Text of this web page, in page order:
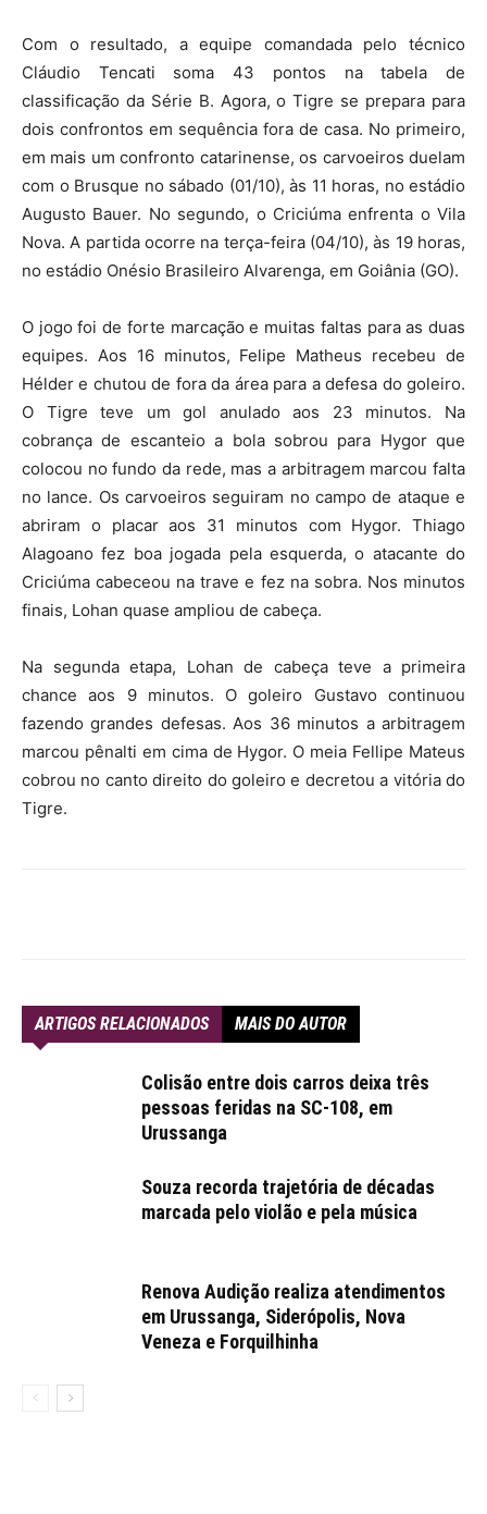
Com o resultado, a equipe comandada pelo técnico
Cláudio Tencati soma 43 pontos na tabela de
classificação da Série B. Agora, o Tigre se prepara para
dois confrontos em sequência fora de casa. No primeiro,
em mais um confronto catarinense, os carvoeiros duelam
com o Brusque no sábado (01/10), às 11 horas, no estádio
Augusto Bauer. No segundo, o Criciúma enfrenta o Vila
Nova. A partida ocorre na terça-feira (04/10), às 19 horas,
no estádio Onésio Brasileiro Alvarenga, em Goiânia (GO).
O jogo foi de forte marcação e muitas faltas para as duas
equipes. Aos 16 minutos, Felipe Matheus recebeu de
Hélder e chutou de fora da área para a defesa do goleiro.
O Tigre teve um gol anulado aos 23 minutos. Na
cobrança de escanteio a bola sobrou para Hygor que
colocou no fundo da rede, mas a arbitragem marcou falta
no lance. Os carvoeiros seguiram no campo de ataque e
abriram o placar aos 31 minutos com Hygor. Thiago
Alagoano fez boa jogada pela esquerda, o atacante do
Criciúma cabeceou na trave e fez na sobra. Nos minutos
finais, Lohan quase ampliou de cabeça.
Na segunda etapa, Lohan de cabeça teve a primeira
chance aos 9 minutos. O goleiro Gustavo continuou
fazendo grandes defesas. Aos 36 minutos a arbitragem
marcou pênalti em cima de Hygor. O meia Fellipe Mateus
cobrou no canto direito do goleiro e decretou a vitória do
Tigre.
ARTIGOS RELACIONADOS MAIS DO AUTOR
Colisão entre dois carros deixa três
pessoas feridas na SC-108, em
Urussanga
Souza recorda trajetória de décadas
marcada pelo violão e pela música
Renova Audição realiza atendimentos
em Urussanga, Siderópolis, Nova
Veneza e Forquilhinha